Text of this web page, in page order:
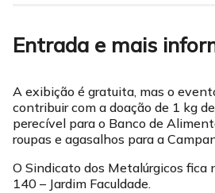
Entrada e mais
A exibição é gratuita, mas o
contribuir com a doação de 1 kg
perecível para o Banco de
roupas e agasalhos para a
O Sindicato dos Metalúrgicos fica
140 – Jardim Faculdade.